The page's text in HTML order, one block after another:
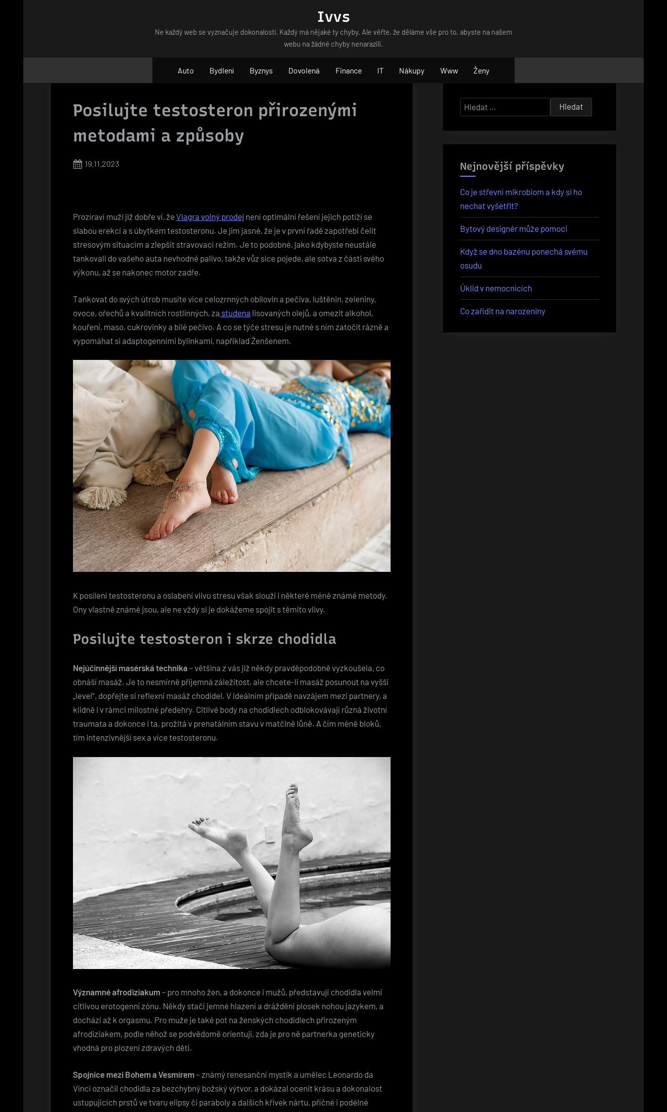
Ivvs
Ne každý web se vyznačuje dokonalostí. Každý má nějaké ty chyby. Ale věřte, že děláme vše pro to, abyste na našem
webu na žádné chyby nenarazili.
Auto Bydlení Byznys Dovolená Finance IT Nákupy Www Ženy
Posilujte testosteron přirozenými
metodami a způsoby
Posted
19.11.2023
Prozíraví muži již dobře ví, že Viagra volný prodej není optimální řešení jejich potíží se
slabou erekcí a s úbytkem testosteronu. Je jim jasné, že je v první řadě zapotřebí čelit
stresovým situacím a zlepšit stravovací režim. Je to podobné, jako kdybyste neustále
tankovali do vašeho auta nevhodné palivo, takže vůz sice pojede, ale sotva z části svého
výkonu, až se nakonec motor zadře.
Tankovat do svých útrob musíte více celozrnných obilovin a pečiva, luštěnin, zeleniny,
ovoce, ořechů a kvalitních rostlinných, za studena lisovaných olejů, a omezit alkohol,
kouření, maso, cukrovinky a bílé pečivo. A co se týče stresu je nutné s ním zatočit rázně a
vypomáhat si adaptogenními bylinkami, například Ženšenem.
K posílení testosteronu a oslabení vlivu stresu však slouží i některé méně známé metody.
Ony vlastně známé jsou, ale ne vždy si je dokážeme spojit s těmito vlivy.
Posilujte testosteron i skrze chodidla
Nejúčinnější masérská technika – většina z vás již někdy pravděpodobně vyzkoušela, co
obnáší masáž. Je to nesmírně příjemná záležitost, ale chcete-li masáž posunout na vyšší
„level“, dopřejte si reflexní masáž chodidel. V ideálním případě navzájem mezi partnery, a
klidně i v rámci milostné předehry. Citlivé body na chodidlech odblokovávají různá životní
traumata a dokonce i ta, prožitá v prenatálním stavu v matčině lůně. A čím méně bloků,
tím intenzivnější sex a více testosteronu.
Významné afrodiziakum – pro mnoho žen, a dokonce i mužů, představují chodidla velmi
citlivou erotogenní zónu. Někdy stačí jemné hlazení a dráždění plosek nohou jazykem, a
dochází až k orgasmu. Pro muže je také pot na ženských chodidlech přirozeným
afrodiziakem, podle něhož se podvědomě orientují, zda je pro ně partnerka geneticky
vhodná pro plození zdravých dětí.
Spojnice mezi Bohem a Vesmírem – známý renesanční mystik a umělec Leonardo da
Vinci označil chodidla za bezchybný božský výtvor, a dokázal ocenit krásu a dokonalost
ustupujících prstů ve tvaru elipsy či paraboly a dalších křivek nártu, příčné i podélné
Vyhledávání
Nejnovější příspěvky
Co je střevní mikrobiom a kdy si ho
nechat vyšetřit?
Bytový designér může pomoci
Když se dno bazénu ponechá svému
osudu
Úklid v nemocnicích
Co zařídit na narozeniny